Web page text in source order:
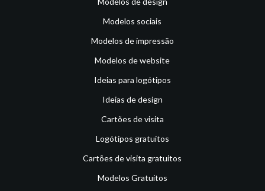
Modelos sociais
Modelos de impressão
Modelos de website
Ideias para logótipos
Ideias de design
Cartões de visita
Logótipos gratuitos
Cartões de visita gratuitos
Modelos Gratuitos